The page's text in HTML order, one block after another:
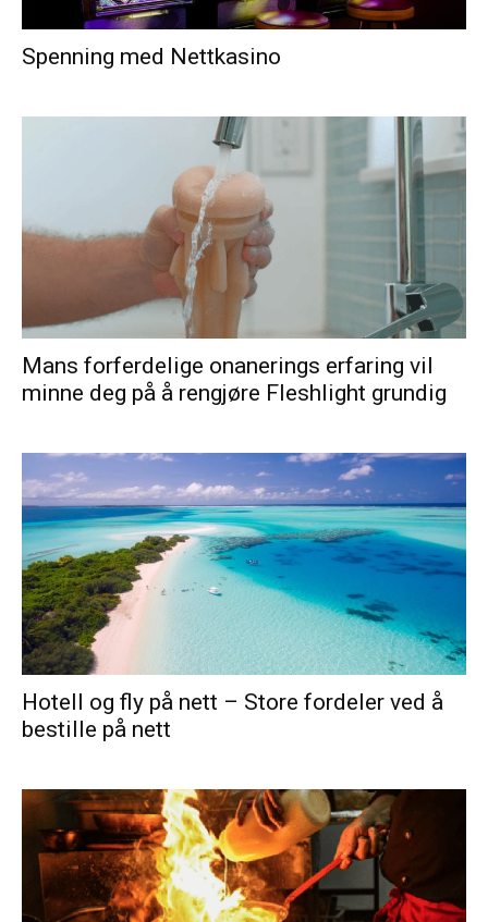
Spenning med Nettkasino
Mans forferdelige onanerings erfaring vil
minne deg på å rengjøre Fleshlight grundig
Hotell og fly på nett – Store fordeler ved å
bestille på nett